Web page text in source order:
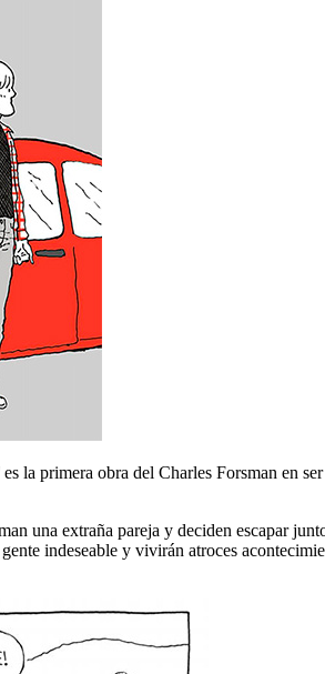
es la primera obra del Charles Forsman en
una extraña pareja y deciden escapar
indeseable y vivirán atroces